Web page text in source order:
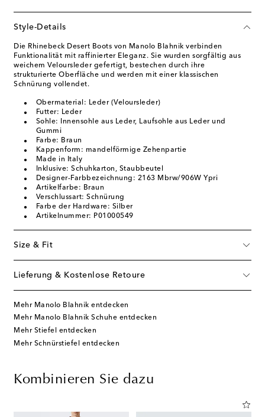
Style-Details
Die Rhinebeck Desert Boots von Manolo Blahnik verbinden
Funktionalität mit raffinierter Eleganz. Sie wurden sorgfältig aus
weichem Veloursleder gefertigt, bestechen durch ihre
strukturierte Oberfläche und werden mit einer klassischen
Schnürung vollendet.
Obermaterial: Leder (Veloursleder)
Futter: Leder
Sohle: Innensohle aus Leder, Laufsohle aus Leder und
Gummi
Farbe: Braun
Kappenform: mandelförmige Zehenpartie
Made in Italy
Inklusive: Schuhkarton, Staubbeutel
Designer-Farbbezeichnung: 2163 Mbrw/906W Ypri
Artikelfarbe: Braun
Verschlussart: Schnürung
Farbe der Hardware: Silber
Artikelnummer: P01000549
Size & Fit
Lieferung & Kostenlose Retoure
Mehr Manolo Blahnik entdecken
Mehr Manolo Blahnik Schuhe entdecken
Mehr Stiefel entdecken
Mehr Schnürstiefel entdecken
Kombinieren Sie dazu